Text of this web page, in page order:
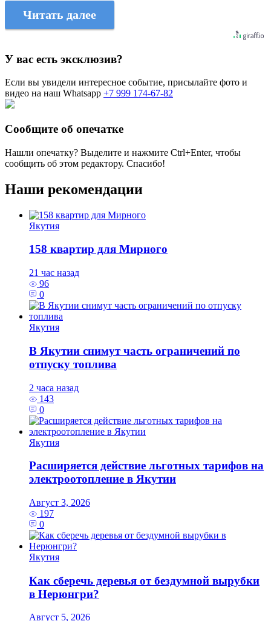
Читать далее
У вас есть эксклюзив?
Если вы увидели интересное событие, присылайте фото и
видео на наш Whatsapp +7 999 174-67-82
Сообщите об опечатке
Нашли опечатку? Выделите и нажмите Ctrl+Enter, чтобы
сообщить об этом редактору. Спасибо!
Наши рекомендации
Якутия
158 квартир для Мирного
21 час назад
96
0
Якутия
В Якутии снимут часть ограничений по
отпуску топлива
2 часа назад
143
0
Якутия
Расширяется действие льготных тарифов на
электроотопление в Якутии
Август 3, 2026
197
0
Якутия
Как сберечь деревья от бездумной вырубки
в Нерюнгри?
Август 5, 2026